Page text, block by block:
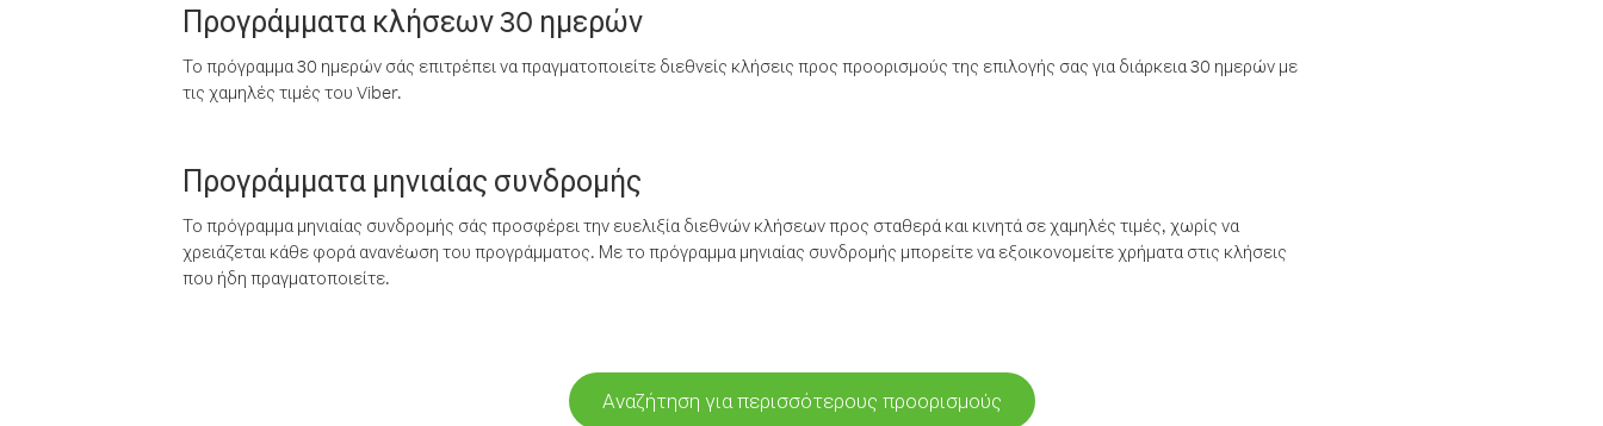
Προγράμματα κλήσεων 30 ημερών
Το πρόγραμμα 30 ημερών σάς επιτρέπει να πραγματοποιείτε διεθνείς κλήσεις προς προορισμούς της επιλογής σας για διάρκεια 30 ημερών με
τις χαμηλές τιμές του Viber.
Προγράμματα μηνιαίας συνδρομής
Το πρόγραμμα μηνιαίας συνδρομής σάς προσφέρει την ευελιξία διεθνών κλήσεων προς σταθερά και κινητά σε χαμηλές τιμές, χωρίς να
χρειάζεται κάθε φορά ανανέωση του προγράμματος. Με το πρόγραμμα μηνιαίας συνδρομής μπορείτε να εξοικονομείτε χρήματα στις κλήσεις
που ήδη πραγματοποιείτε.
Αναζήτηση για περισσότερους προορισμούς